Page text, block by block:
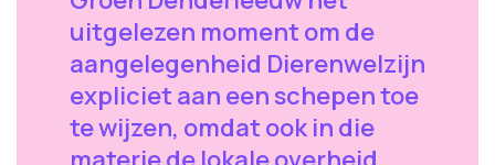
uitgelezen moment om de
aangelegenheid Dierenwelzijn
expliciet aan een schepen toe
te wijzen, omdat ook in die